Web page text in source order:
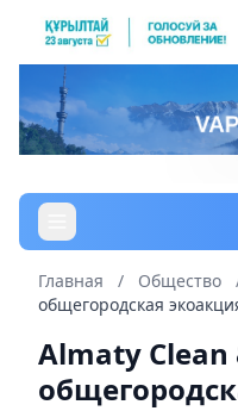
Главная / Общество
общегородская
Almaty Clean